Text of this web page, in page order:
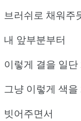
브러쉬로 채워주
내 앞부분부터
이렇게 결을 일
그냥 이렇게 색
빗어주면서